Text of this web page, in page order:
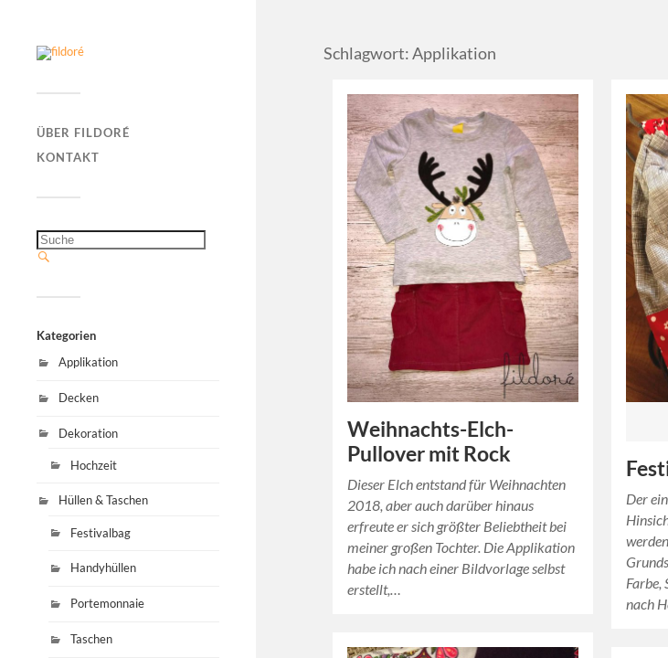
ÜBER FILDORÉ
KONTAKT
Kategorien
Applikation
Decken
Dekoration
Hochzeit
Hüllen & Taschen
Festivalbag
Handyhüllen
Portemonnaie
Taschen
Schlagwort: Applikation
Weihnachts-Elch-
Pullover mit Rock
Dieser Elch entstand für Weihnachten
2018, aber auch darüber hinaus
erfreute er sich größter Beliebtheit bei
meiner großen Tochter. Die Applikation
habe ich nach einer Bildvorlage selbst
erstellt,…
Der
Farbe,
nach